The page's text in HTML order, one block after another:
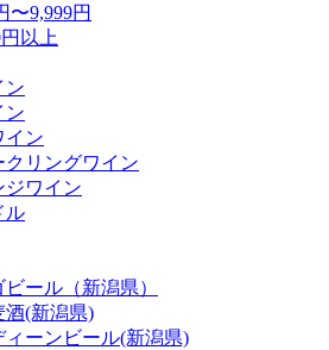
〜9,999円
以上
ン
ン
イン
クリングワイン
ジワイン
ル
ール（新潟県）
酒(新潟県)
ィーンビール(新潟県)